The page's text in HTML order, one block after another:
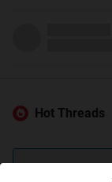
Hot Threads